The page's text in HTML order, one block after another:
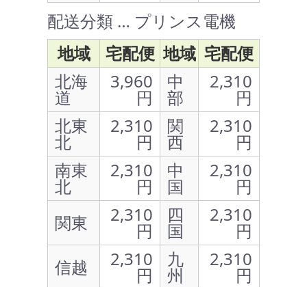
配送分類 … プリンス電機
地域
宅配便 地域 宅配便
北海
道
3,960
円
中
部
2,310
円
北東
北
2,310
円
関
西
2,310
円
南東
北
2,310
円
中
国
2,310
円
関東
2,310
円
四
国
2,310
円
信越
2,310
円
九
州
2,310
円